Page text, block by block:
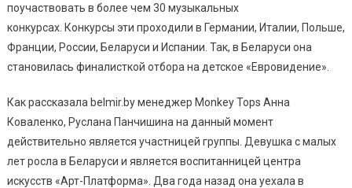
поучаствовать в более чем 30 музыкальных
конкурсах. Конкурсы эти проходили в Германии, Италии, Польше,
Франции, России, Беларуси и Испании. Так, в Беларуси она
становилась финалисткой отбора на детское «Евровидение».
Как рассказала belmir.by менеджер Monkey Tops Анна
Коваленко, Руслана Панчишина на данный момент
действительно является участницей группы. Девушка с малых
лет росла в Беларуси и является воспитанницей центра
искусств «Арт-Платформа». Два года назад она уехала в